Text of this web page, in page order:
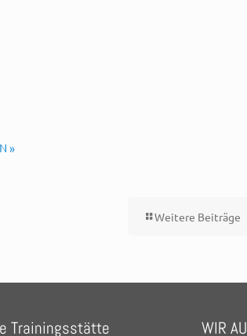
»
Weitere Beiträge
Trainingsstätte WIR